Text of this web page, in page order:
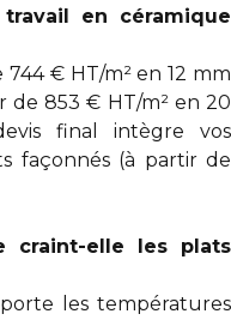
en céramique
€ HT/m² en 12 mm
853 € HT/m² en 20
final intègre vos
façonnés (à partir de
craint-elle les plats
les températures